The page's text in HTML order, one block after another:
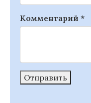
Комментарий *
Отправить